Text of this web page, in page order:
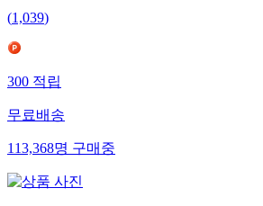
(1,039)
300 적립
무료배송
113,368명 구매중